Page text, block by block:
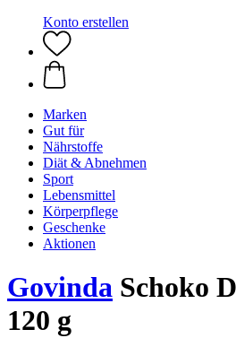
Konto erstellen
Marken
Gut für
Nährstoffe
Diät & Abnehmen
Sport
Lebensmittel
Körperpflege
Geschenke
Aktionen
Govinda Schoko
120 g